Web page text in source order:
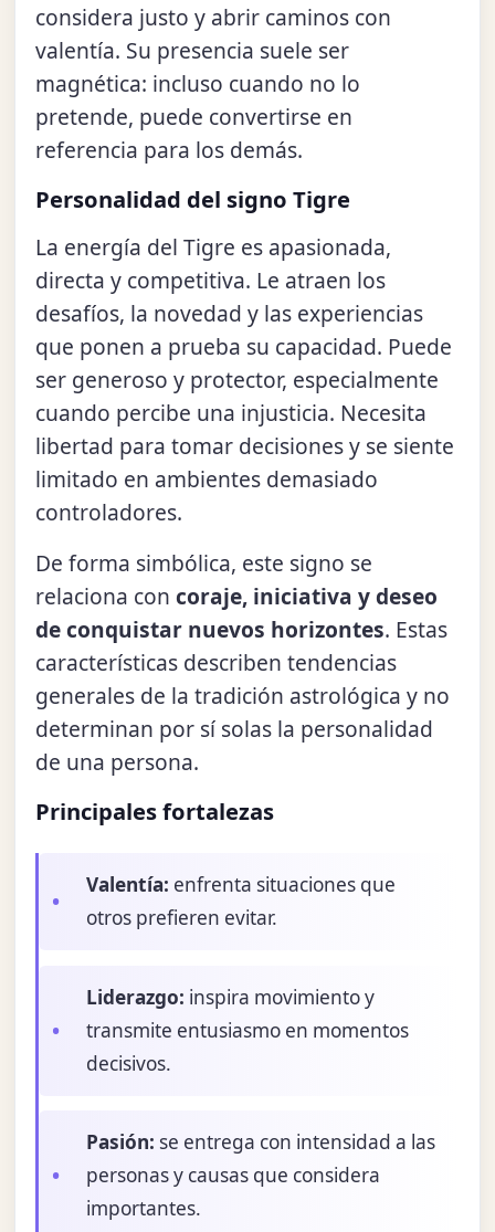
considera justo y abrir caminos con
valentía. Su presencia suele ser
magnética: incluso cuando no lo
pretende, puede convertirse en
referencia para los demás.
Personalidad del signo Tigre
La energía del Tigre es apasionada,
directa y competitiva. Le atraen los
desafíos, la novedad y las experiencias
que ponen a prueba su capacidad. Puede
ser generoso y protector, especialmente
cuando percibe una injusticia. Necesita
libertad para tomar decisiones y se siente
limitado en ambientes demasiado
controladores.
De forma simbólica, este signo se
relaciona concoraje, iniciativa y deseo
de conquistar nuevos horizontes. Estas
características describen tendencias
generales de la tradición astrológica y no
determinan por sí solas la personalidad
de una persona.
Principales fortalezas
Valentía: enfrenta situaciones que
otros prefieren evitar.
Liderazgo: inspira movimiento y
transmite entusiasmo en momentos
decisivos.
Pasión: se entrega con intensidad a las
personas y causas que considera
importantes.